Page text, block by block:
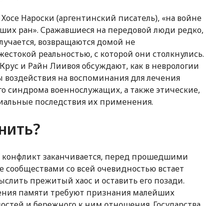
Нароски (аргентинский писатель), «на войне
ран». Сражавшиеся на передовой люди редко,
возвращаются домой не
реальностью, с которой они столкнулись.
и Райн Лиивоя обсуждают, как в неврологии
воздействия на воспоминания для лечения
синдрома военнослужащих, а также этические,
последствия их применения.
заканчивается, перед прошедшими
сообществами со всей очевидностью встает
прежитый хаос и оставить его позади.
памяти требуют признания малейших